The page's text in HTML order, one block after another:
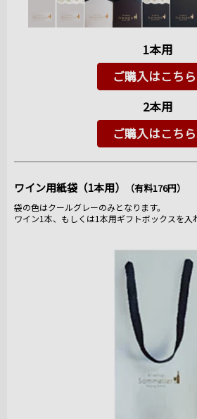
1本用
ご購入はこちら
2本用
ご購入はこちら
ワイン用紙袋（1本用） （有料176円）
袋の色はクールグレーのみとなります。
ワイン1本、もしくは1本用ギフトボックスを入